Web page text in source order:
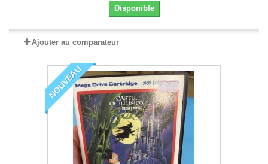
Disponible
Ajouter au comparateur
NOUVEAU